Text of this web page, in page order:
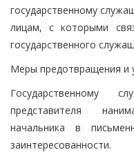
государственному
лицам, с которыми
государственного
Меры предотвращения и
Государственному
представителя
начальника в
заинтересованности.